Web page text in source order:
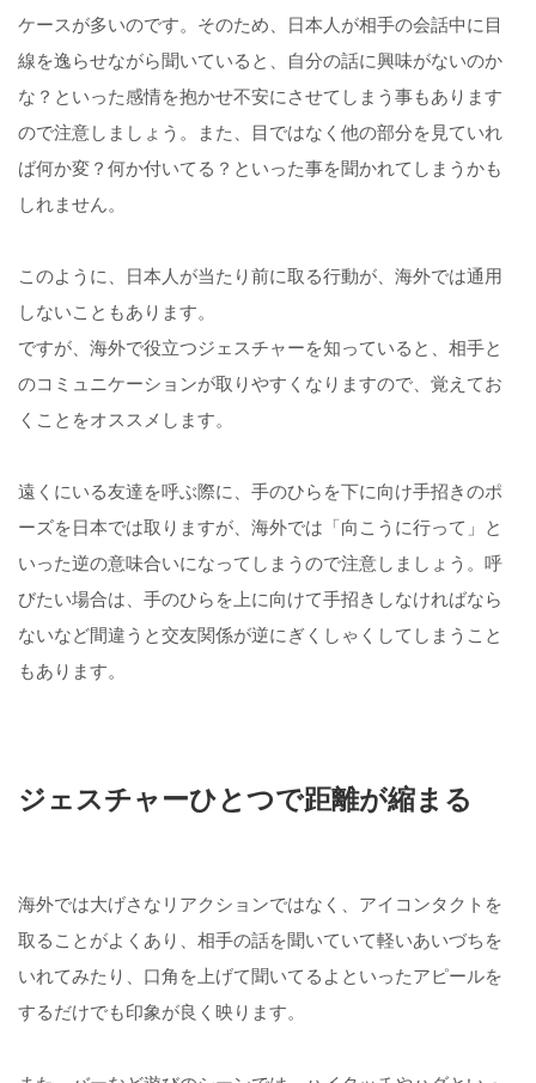
ケースが多いのです。そのため、日本人が相手の会話中に目
線を逸らせながら聞いていると、自分の話に興味がないのか
な？といった感情を抱かせ不安にさせてしまう事もあります
ので注意しましょう。また、目ではなく他の部分を見ていれ
ば何か変？何か付いてる？といった事を聞かれてしまうかも
しれません。
このように、日本人が当たり前に取る行動が、海外では通用
しないこともあります。
ですが、海外で役立つジェスチャーを知っていると、相手と
のコミュニケーションが取りやすくなりますので、覚えてお
くことをオススメします。
遠くにいる友達を呼ぶ際に、手のひらを下に向け手招きのポ
ーズを日本では取りますが、海外では「向こうに行って」と
いった逆の意味合いになってしまうので注意しましょう。呼
びたい場合は、手のひらを上に向けて手招きしなければなら
ないなど間違うと交友関係が逆にぎくしゃくしてしまうこと
もあります。
ジェスチャーひとつで距離が縮まる
海外では大げさなリアクションではなく、アイコンタクトを
取ることがよくあり、相手の話を聞いていて軽いあいづちを
いれてみたり、口角を上げて聞いてるよといったアピールを
するだけでも印象が良く映ります。